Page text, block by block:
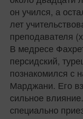
он учился, а
лет
преподавателя
В медресе
персидский,
познакомился с
Марджани. Его
сильное
специально